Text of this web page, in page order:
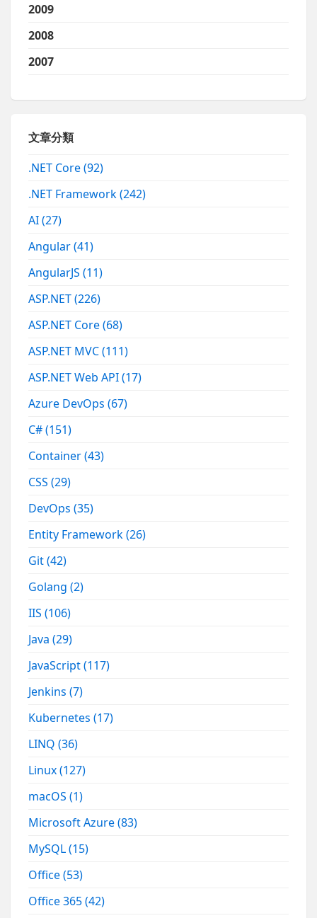
2009
2008
2007
文章分類
.NET Core(92)
.NET Framework(242)
AI(27)
Angular(41)
AngularJS(11)
ASP.NET(226)
ASP.NET Core(68)
ASP.NET MVC(111)
ASP.NET Web API(17)
Azure DevOps(67)
C#(151)
Container(43)
CSS(29)
DevOps(35)
Entity Framework(26)
Git(42)
Golang(2)
IIS(106)
Java(29)
JavaScript(117)
Jenkins(7)
Kubernetes(17)
LINQ(36)
Linux(127)
macOS(1)
Microsoft Azure(83)
MySQL(15)
Office(53)
Office 365(42)